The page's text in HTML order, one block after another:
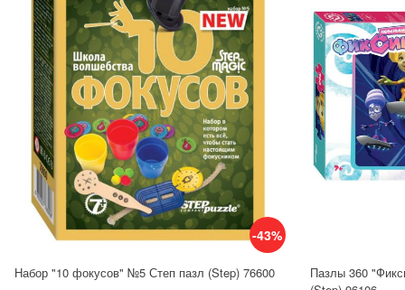
-43%
Набор "10 фокусов" №5 Степ пазл (Step) 76600
Пазлы 360